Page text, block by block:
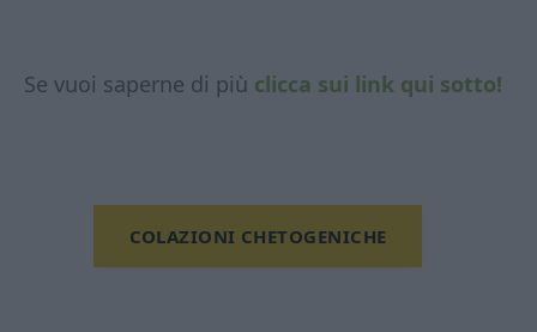
Se vuoi saperne di più clicca sui link qui sotto!
COLAZIONI CHETOGENICHE